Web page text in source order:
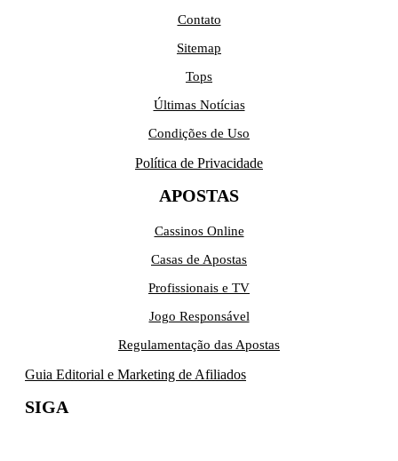
Contato
Sitemap
Tops
Últimas Notícias
Condições de Uso
Política de Privacidade
APOSTAS
Cassinos Online
Casas de Apostas
Profissionais e TV
Jogo Responsável
Regulamentação das Apostas
Guia Editorial e Marketing de Afiliados
SIGA